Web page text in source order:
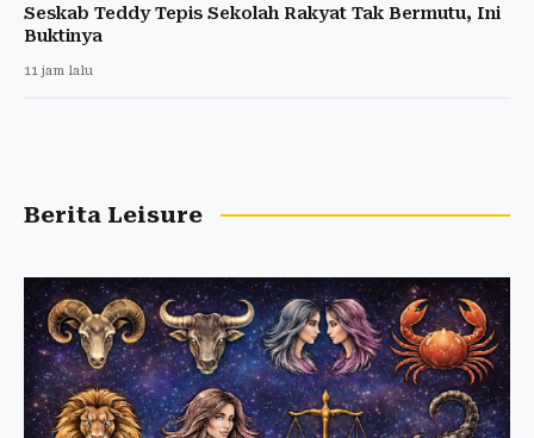
Seskab Teddy Tepis Sekolah Rakyat Tak Bermutu, Ini
Buktinya
11 jam lalu
Berita Leisure